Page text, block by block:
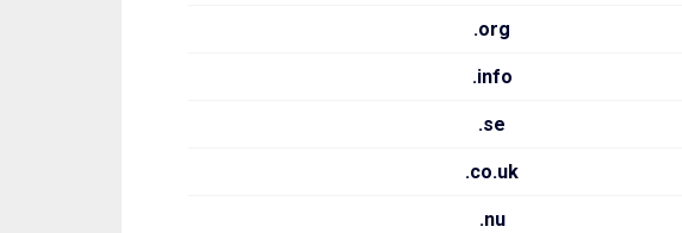
.org
.info
.se
.co.uk
.nu